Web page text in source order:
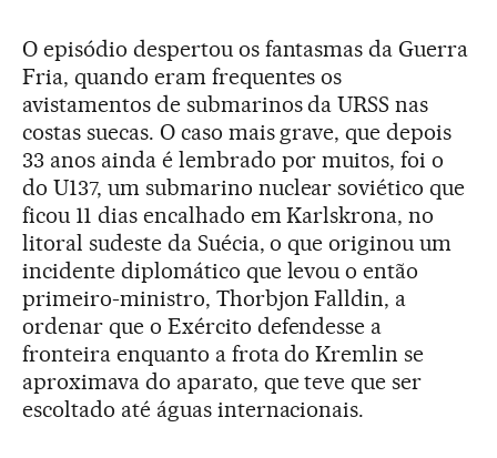
O episódio despertou os fantasmas da Guerra
Fria, quando eram frequentes os
avistamentos de submarinos da URSS nas
costas suecas. O caso mais grave, que depois
33 anos ainda é lembrado por muitos, foi o
do U137, um submarino nuclear soviético que
ficou 11 dias encalhado em Karlskrona, no
litoral sudeste da Suécia, o que originou um
incidente diplomático que levou o então
primeiro-ministro, Thorbjon Falldin, a
ordenar que o Exército defendesse a
fronteira enquanto a frota do Kremlin se
aproximava do aparato, que teve que ser
escoltado até águas internacionais.